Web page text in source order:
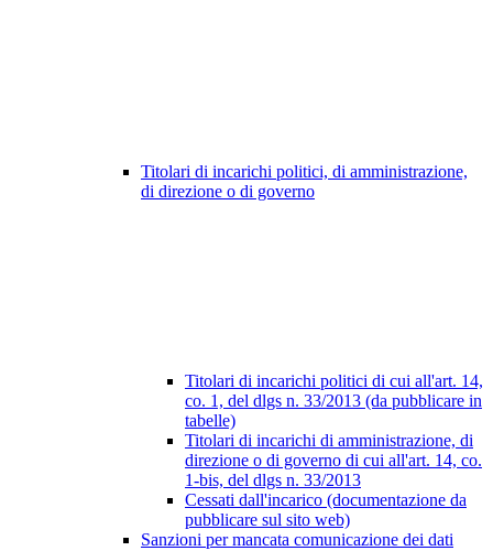
Titolari di incarichi politici, di amministrazione,
di direzione o di governo
Titolari di incarichi politici di cui all'art. 14,
co. 1, del dlgs n. 33/2013 (da pubblicare in
tabelle)
Titolari di incarichi di amministrazione, di
direzione o di governo di cui all'art. 14, co.
1-bis, del dlgs n. 33/2013
Cessati dall'incarico (documentazione da
pubblicare sul sito web)
Sanzioni per mancata comunicazione dei dati